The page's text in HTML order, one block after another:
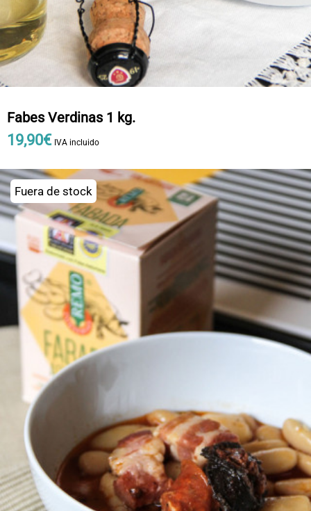
Fabes Verdinas 1 kg.
19,90€ IVA incluido
Fuera de stock